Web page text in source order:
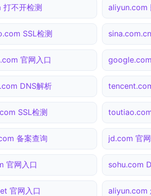
打不开检测 aliyun.com
SSL检测
官网入口
DNS解析
SSL检测
备案查询 jd.com 官
官网入口 sohu.com
官网入口 aliyun.com